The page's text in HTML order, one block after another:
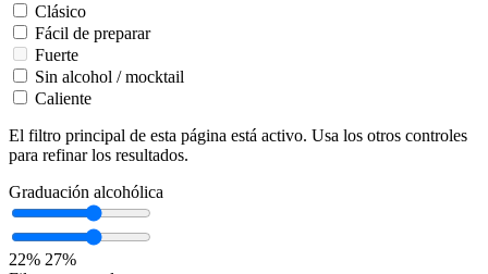
Clásico
Fácil de preparar
Fuerte
Sin alcohol / mocktail
Caliente
El filtro principal de esta página está activo. Usa los otros controles
para refinar los resultados.
Graduación alcohólica
22% 27%